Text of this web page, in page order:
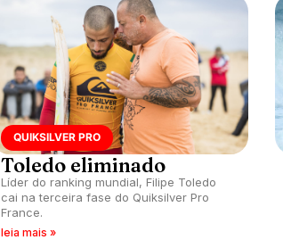
QUIKSILVER PRO
Toledo eliminado
Líder do ranking mundial, Filipe Toledo
cai na terceira fase do Quiksilver Pro
France.
leia mais »